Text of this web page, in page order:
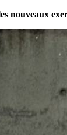
nouveaux